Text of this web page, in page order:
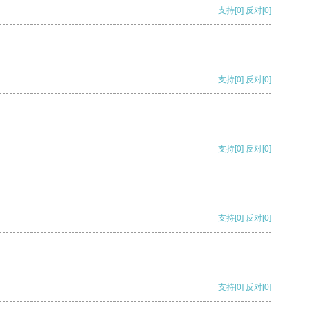
支持[0] 反对[0]
支持[0] 反对[0]
支持[0] 反对[0]
支持[0] 反对[0]
支持[0] 反对[0]